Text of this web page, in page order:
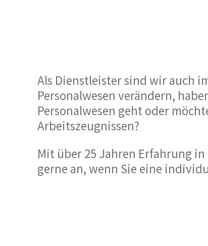
Als Dienstleister sind wir auch
Personalwesen verändern,
Personalwesen geht oder
Arbeitszeugnissen?
Mit über 25 Jahren Erfahrung
gerne an, wenn Sie eine